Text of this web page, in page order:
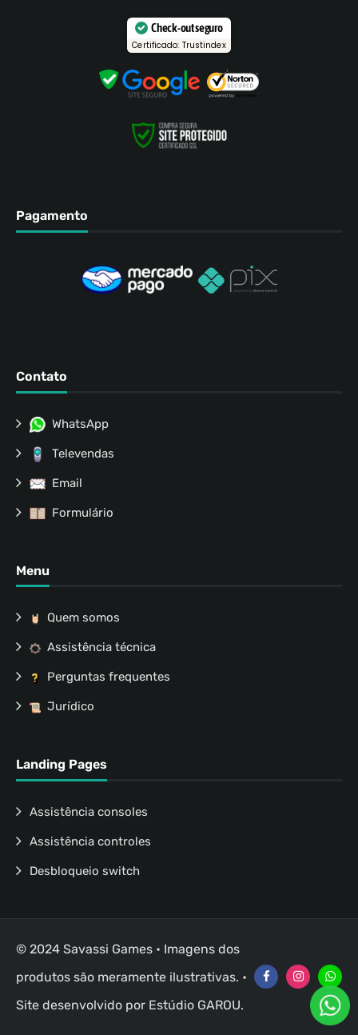
Check-out seguro
Certificado: Trustindex
Pagamento
Contato
WhatsApp
Televendas
Email
Formulário
Menu
Quem somos
Assistência técnica
Perguntas frequentes
Jurídico
Landing Pages
Assistência consoles
Assistência controles
Desbloqueio switch
© 2024 Savassi Games • Imagens dos
produtos são meramente ilustrativas. •
Site desenvolvido por Estúdio GAROU.